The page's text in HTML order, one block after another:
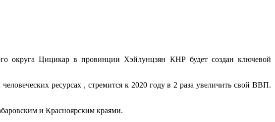
округа Цицикар в провинции Хэйлунцзян КНР будет создан ключевой
ресурсах , стремится к 2020 году в 2 раза увеличить свой ВВП.
и Красноярским краями.